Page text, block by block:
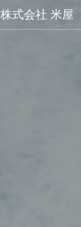
株式会社 米屋